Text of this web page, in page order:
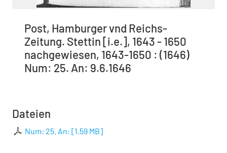
Post, Hamburger vnd Reichs-
Zeitung. Stettin [i.e.], 1643 - 1650
nachgewiesen, 1643-1650 : (1646)
Num: 25. An: 9.6.1646
Dateien
Num: 25. An: [1,59 MB]